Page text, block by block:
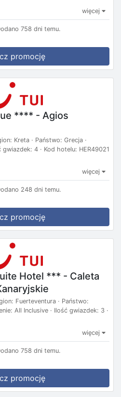
więcej
758 dni temu.
promocję
**** - Agios
Kreta · Państwo: Grecja ·
gwiazdek: 4 · Kod hotelu: HER49021
więcej
248 dni temu.
promocję
Hotel *** - Caleta
Fuerteventura · Państwo:
All Inclusive · Ilość gwiazdek: 3 ·
więcej
758 dni temu.
promocję